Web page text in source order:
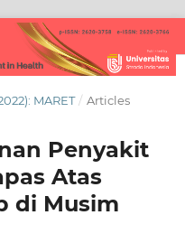
MARET / Articles
Penyakit
Atas
di Musim